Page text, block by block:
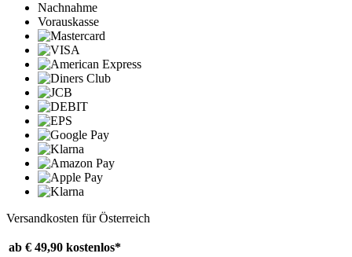
Nachnahme
Vorauskasse
Versandkosten für Österreich
ab € 49,90 kostenlos*